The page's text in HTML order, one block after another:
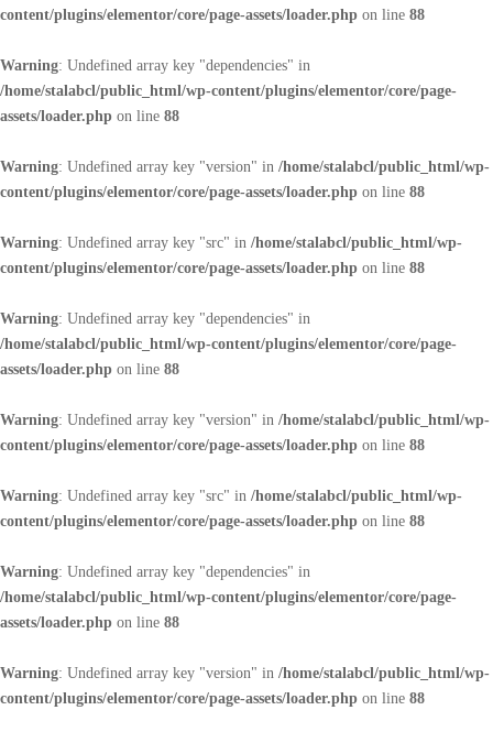
content/plugins/elementor/core/page-assets/loader.php on line 88
Warning: Undefined array key "dependencies" in
/home/stalabcl/public_html/wp-content/plugins/elementor/core/page-
assets/loader.php on line 88
Warning: Undefined array key "version" in /home/stalabcl/public_html/wp-
content/plugins/elementor/core/page-assets/loader.php on line 88
Warning: Undefined array key "src" in /home/stalabcl/public_html/wp-
content/plugins/elementor/core/page-assets/loader.php on line 88
Warning: Undefined array key "dependencies" in
/home/stalabcl/public_html/wp-content/plugins/elementor/core/page-
assets/loader.php on line 88
Warning: Undefined array key "version" in /home/stalabcl/public_html/wp-
content/plugins/elementor/core/page-assets/loader.php on line 88
Warning: Undefined array key "src" in /home/stalabcl/public_html/wp-
content/plugins/elementor/core/page-assets/loader.php on line 88
Warning: Undefined array key "dependencies" in
/home/stalabcl/public_html/wp-content/plugins/elementor/core/page-
assets/loader.php on line 88
Warning: Undefined array key "version" in /home/stalabcl/public_html/wp-
content/plugins/elementor/core/page-assets/loader.php on line 88